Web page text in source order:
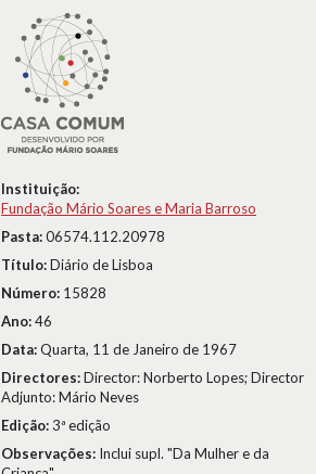
Instituição:
Fundação Mário Soares e Maria Barroso
Pasta:06574.112.20978
Título:Diário de Lisboa
Número: 15828
Ano:46
Data:Quarta, 11 de Janeiro de 1967
Directores:Director: Norberto Lopes; Director
Adjunto: Mário Neves
Edição:3ª edição
Observações: Inclui supl. "Da Mulher e da